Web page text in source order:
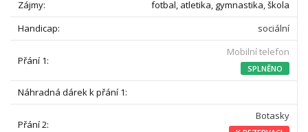
fotbal, atletika, gymnastika, škola
sociální
Mobilní telefon
SPLNĚNO
Botasky